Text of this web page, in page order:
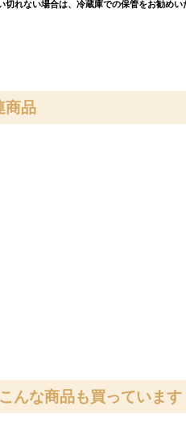
れない場合は、冷蔵庫での保管をお勧めい
商品
んな商品も買っています